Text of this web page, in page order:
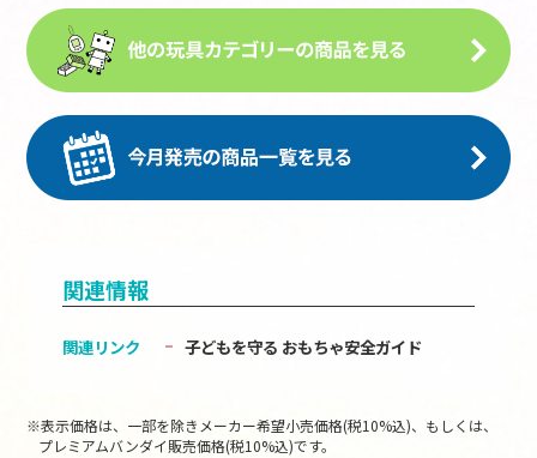
関連情報
関連リンク 子どもを守る おもちゃ安全ガイド
※表示価格は、一部を除きメーカー希望小売価格(税10%込)、もしくは、
プレミアムバンダイ販売価格(税10%込)です。